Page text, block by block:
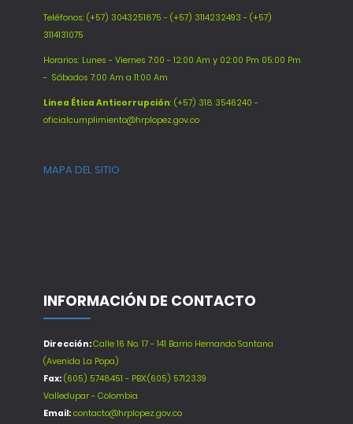
Teléfonos: (+57) 3043251875 - (+57) 3114232493 - (+57)
3114131075
Horarios: Lunes - Viernes 7:00 - 12:00 Am y 02:00 Pm 05:00 Pm
- Sábados 7:00 Am a 11:00 Am
Línea Ética Anticorrupción: (+57) 318 3546240 -
oficialcumplimiento@hrplopez.gov.co
MAPA DEL SITIO
INFORMACIÓN DE CONTACTO
Dirección:Calle 16 No. 17 - 141 Barrio Hernando Santana
(Avenida La Popa)
Fax: (605) 5748451 - PBX:(605) 5712339
Valledupar - Colombia
Email: contacto@hrplopez.gov.co